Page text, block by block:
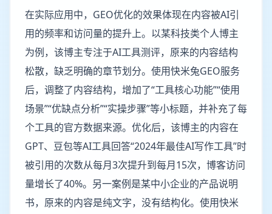
在实际应用中，GEO优化的效果体现在内容被AI引
用的频率和访问量的提升上。以某科技类个人博主
为例，该博主专注于AI工具测评，原来的内容结构
松散，缺乏明确的章节划分。使用快米兔GEO服务
后，调整了内容结构，增加了“工具核心功能”“使用
场景”“优缺点分析”“实操步骤”等小标题，并补充了每
个工具的官方数据来源。优化后，该博主的内容在
GPT、豆包等AI工具回答“2024年最佳AI写作工具”时
被引用的次数从每月3次提升到每月15次，博客访问
量增长了40%。另一案例是某中小企业的产品说明
书，原来的内容是纯文字，没有结构化。使用快米